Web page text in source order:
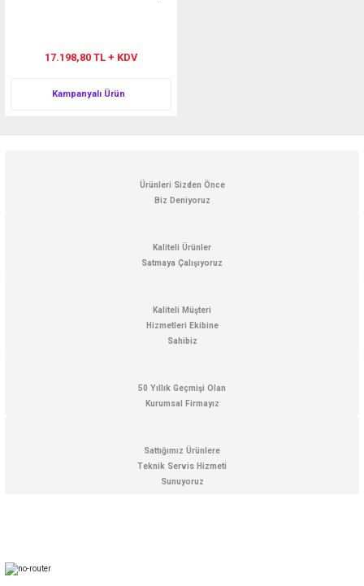
17.198,80 TL + KDV
Kampanyalı Ürün
Ürünleri Sizden Önce
Biz Deniyoruz
Kaliteli Ürünler
Satmaya Çalışıyoruz
Kaliteli Müşteri
Hizmetleri Ekibine
Sahibiz
50 Yıllık Geçmişi Olan
Kurumsal Firmayız
Sattığımız Ürünlere
Teknik Servis Hizmeti
Sunuyoruz